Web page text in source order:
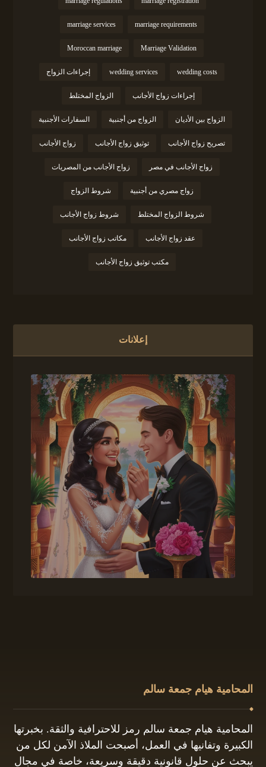
marriage requirements
marriage services
Marriage Validation
Moroccan marriage
wedding costs
wedding services إجراءات الزواج
إجراءات زواج الأجانب الزواج المختلط
الزواج بين الأديان الزواج من أجنبية السفارات الأجنبية
تصريح زواج الأجانب توثيق زواج الأجانب زواج الأجانب
زواج الأجانب في مصر زواج الأجانب من المصريات
زواج مصري من أجنبية شروط الزواج
شروط الزواج المختلط شروط زواج الأجانب
عقد زواج الأجانب مكاتب زواج الأجانب
مكتب توثيق زواج الأجانب
إعلانات
المحامية هيام جمعة سالم
المحامية هيام جمعة سالم رمز للاحترافية والثقة. بخبرتها
الكبيرة وتفانيها في العمل، أصبحت الملاذ الآمن لكل من
يبحث عن حلول قانونية دقيقة وسريعة، خاصة في مجال